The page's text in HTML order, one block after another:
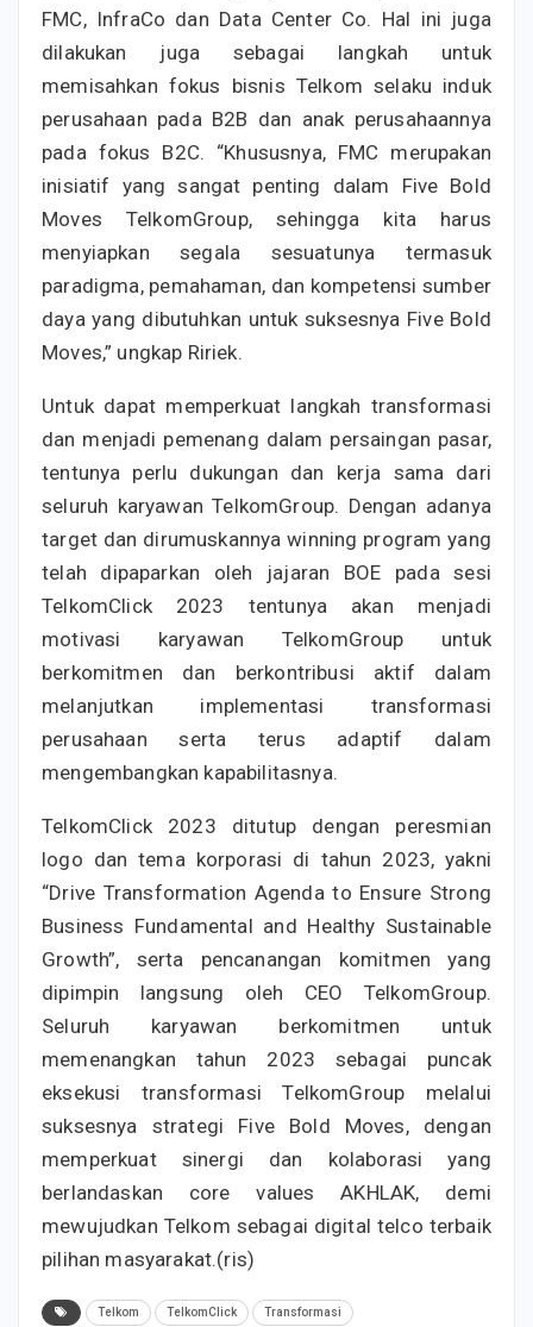
FMC, InfraCo dan Data Center Co. Hal ini juga
dilakukan juga sebagai langkah untuk
memisahkan fokus bisnis Telkom selaku induk
perusahaan pada B2B dan anak perusahaannya
pada fokus B2C. “Khususnya, FMC merupakan
inisiatif yang sangat penting dalam Five Bold
Moves TelkomGroup, sehingga kita harus
menyiapkan segala sesuatunya termasuk
paradigma, pemahaman, dan kompetensi sumber
daya yang dibutuhkan untuk suksesnya Five Bold
Moves,” ungkap Ririek.
Untuk dapat memperkuat langkah transformasi
dan menjadi pemenang dalam persaingan pasar,
tentunya perlu dukungan dan kerja sama dari
seluruh karyawan TelkomGroup. Dengan adanya
target dan dirumuskannya winning program yang
telah dipaparkan oleh jajaran BOE pada sesi
TelkomClick 2023 tentunya akan menjadi
motivasi karyawan TelkomGroup untuk
berkomitmen dan berkontribusi aktif dalam
melanjutkan implementasi transformasi
perusahaan serta terus adaptif dalam
mengembangkan kapabilitasnya.
TelkomClick 2023 ditutup dengan peresmian
logo dan tema korporasi di tahun 2023, yakni
“Drive Transformation Agenda to Ensure Strong
Business Fundamental and Healthy Sustainable
Growth”, serta pencanangan komitmen yang
dipimpin langsung oleh CEO TelkomGroup.
Seluruh karyawan berkomitmen untuk
memenangkan tahun 2023 sebagai puncak
eksekusi transformasi TelkomGroup melalui
suksesnya strategi Five Bold Moves, dengan
memperkuat sinergi dan kolaborasi yang
berlandaskan core values AKHLAK, demi
mewujudkan Telkom sebagai digital telco terbaik
pilihan masyarakat.(ris)
Telkom TelkomClick Transformasi